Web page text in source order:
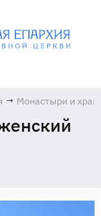
→ Монастыри и